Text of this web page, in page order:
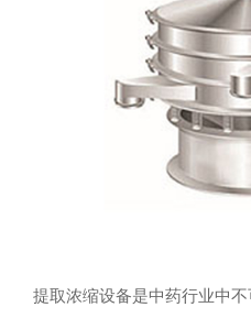
提取浓缩设备是中药行业中